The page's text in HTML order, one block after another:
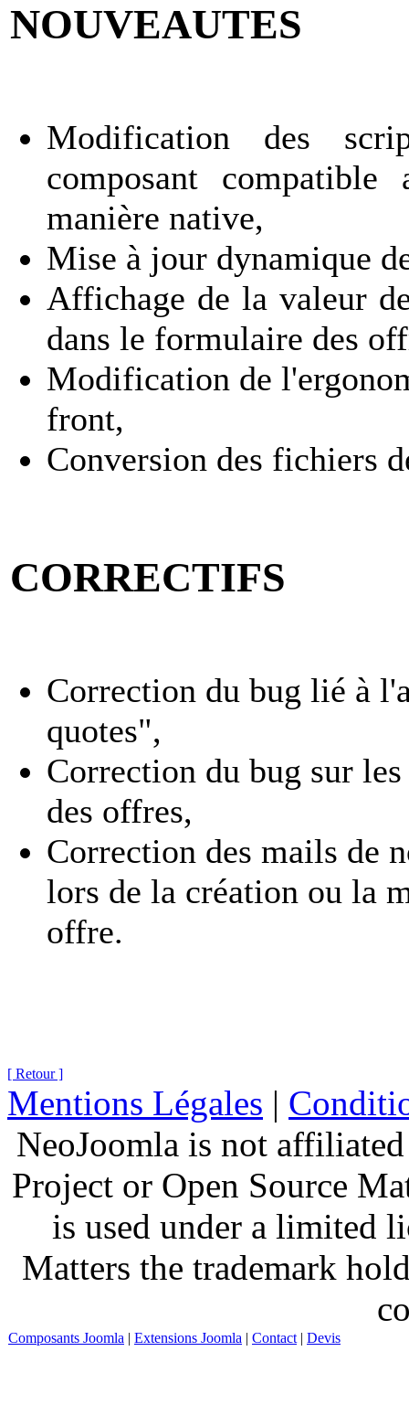
NOUVEAUTES
Modification des
composant
manière native,
Mise à jour dynamique
Affichage de la valeur
dans le formulaire des
Modification de
front,
Conversion des fichiers
CORRECTIFS
Correction du bug lié à
quotes",
Correction du bug sur
des offres,
Correction des mails de
lors de la création ou la
offre.
[ Retour ]
Mentions Légales |
NeoJoomla is not
Project or Open Source
is used under a limited
Matters the trademark
Composants Joomla | Extensions Joomla | Contact | Devis